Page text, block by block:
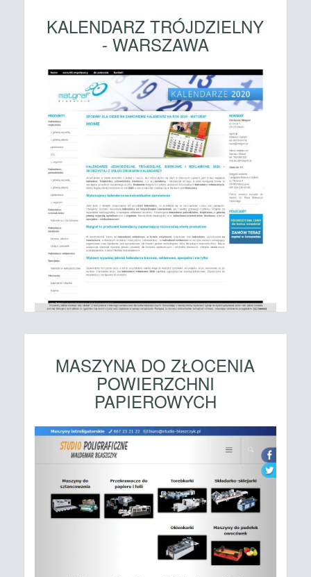
KALENDARZ TRÓJDZIELNY
- WARSZAWA
MASZYNA DO ZŁOCENIA
POWIERZCHNI
PAPIEROWYCH